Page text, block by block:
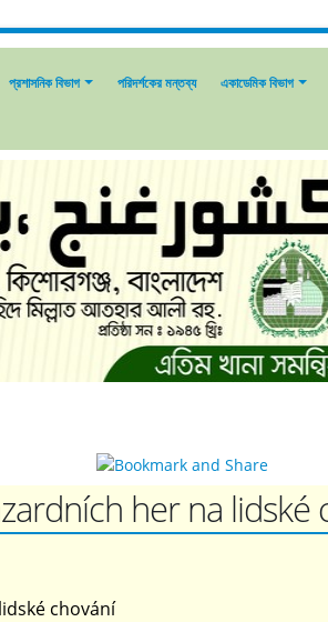
প্রশাসনিক বিভাগ পরিদর্শকের মন্তব্য একাডেমিক বিভাগ
her na lidské
chování